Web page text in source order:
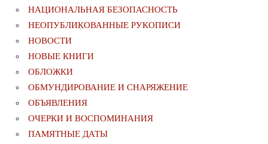
НАЦИОНАЛЬНАЯ БЕЗОПАСНОСТЬ
НЕОПУБЛИКОВАННЫЕ РУКОПИСИ
НОВОСТИ
НОВЫЕ КНИГИ
ОБЛОЖКИ
ОБМУНДИРОВАНИЕ И СНАРЯЖЕНИЕ
ОБЪЯВЛЕНИЯ
ОЧЕРКИ И ВОСПОМИНАНИЯ
ПАМЯТНЫЕ ДАТЫ